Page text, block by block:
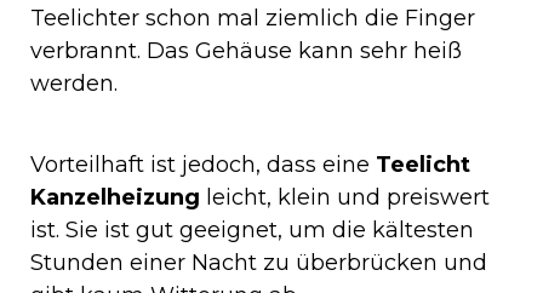
Teelichter schon mal ziemlich die Finger
verbrannt. Das Gehäuse kann sehr heiß
werden.
Vorteilhaft ist jedoch, dass eine Teelicht
Kanzelheizung leicht, klein und preiswert
ist. Sie ist gut geeignet, um die kältesten
Stunden einer Nacht zu überbrücken und